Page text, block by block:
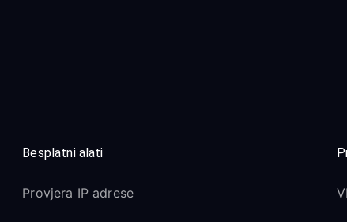
Besplatni alati
Provjera IP adrese